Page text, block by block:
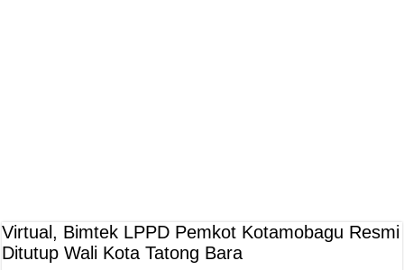
Virtual, Bimtek LPPD Pemkot Kotamobagu Resmi
Ditutup Wali Kota Tatong Bara